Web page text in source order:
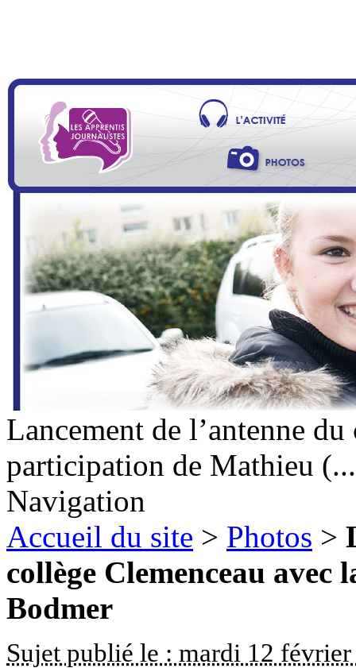
Lancement de l’antenne
participation de Mathieu
Navigation
Accueil du site > Photos >
collège Clemenceau
Bodmer
Sujet publié le : mardi 12